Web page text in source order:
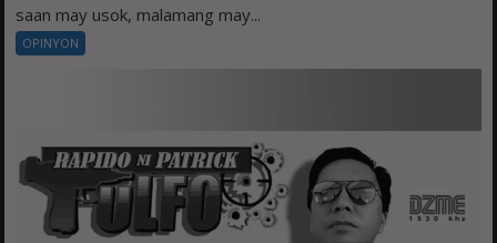
saan may usok, malamang may...
OPINYON